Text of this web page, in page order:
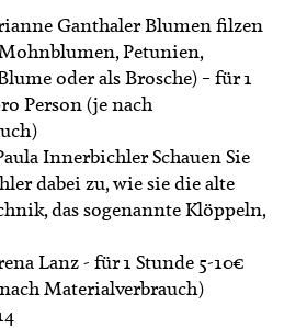
Ganthaler Blumen filzen
Petunien,
oder als Brosche) – für 1
Person (je nach
Innerbichler Schauen Sie
dabei zu, wie sie die alte
das sogenannte Klöppeln,
Lanz - für 1 Stunde 5-10€
Materialverbrauch)